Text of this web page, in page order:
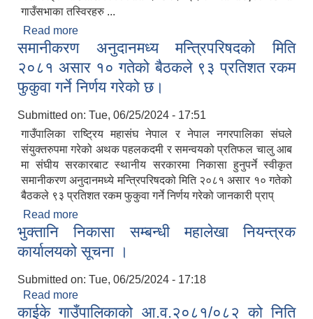
गाउँसभाका तस्विरहरु ...
Read more
समानीकरण अनुदानमध्य मन्त्रिपरिषदको मिति
२०८१ असार १० गतेको बैठकले ९३ प्रतिशत रकम
फुकुवा गर्ने निर्णय गरेको छ।
Submitted on: Tue, 06/25/2024 - 17:51
गाउँपालिका राष्ट्रिय महासंघ नेपाल र नेपाल नगरपालिका संघले
संयुक्तरुपमा गरेको अथक पहलकदमी र समन्वयको प्रतिफल चालु आब
मा संघीय सरकारबाट स्थानीय सरकारमा निकासा हुनुपर्ने स्वीकृत
समानीकरण अनुदानमध्ये मन्त्रिपरिषदको मिति २०८१ असार १० गतेको
बैठकले ९३ प्रतिशत रकम फुकुवा गर्ने निर्णय गरेको जानकारी प्राप्
Read more
असार १० गतेको बैठकले ९३ प्रतिशत रकम फुकुवा गर्ने
निर्णय गरेको छ।
भुक्तानि निकासा सम्बन्धी महालेखा नियन्त्रक
कार्यालयको सूचना ।
Submitted on: Tue, 06/25/2024 - 17:18
Read more
कार्यालयको सूचना ।
काईके गाउँपालिकाको आ.व.२०८१/०८२ को निति